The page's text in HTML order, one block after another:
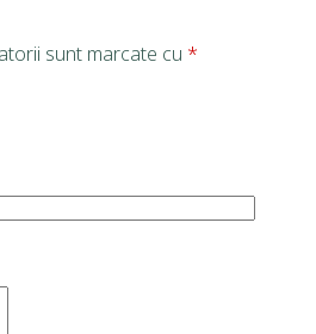
sunt marcate cu *